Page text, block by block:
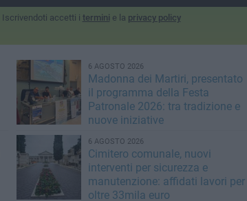
Iscrivendoti accetti i termini e la privacy policy
6 AGOSTO 2026
Madonna dei Martiri, presentato
il programma della Festa
Patronale 2026: tra tradizione e
nuove iniziative
6 AGOSTO 2026
Cimitero comunale, nuovi
interventi per sicurezza e
manutenzione: affidati lavori per
oltre 33mila euro